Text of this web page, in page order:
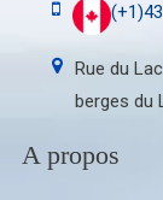
Rue du
berges du
A propos